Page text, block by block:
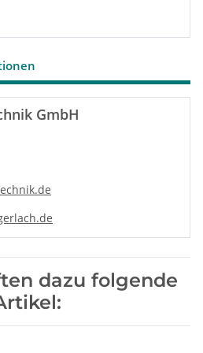
GmbH
dazu folgende